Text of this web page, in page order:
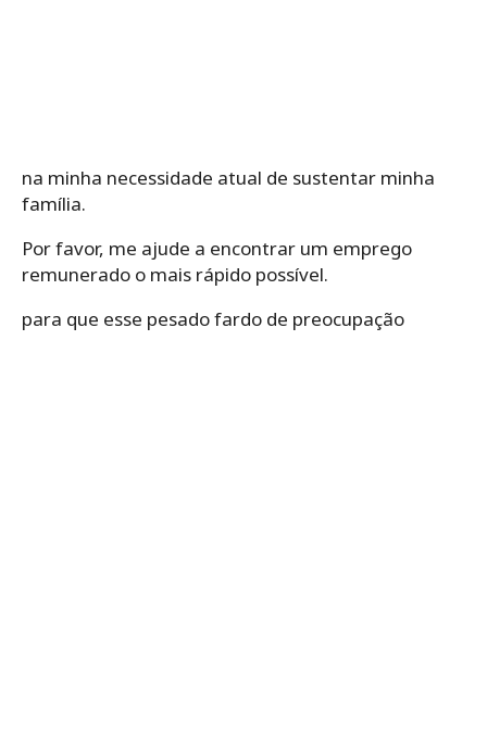
na minha necessidade atual de sustentar minha
família.
Por favor, me ajude a encontrar um emprego
remunerado o mais rápido possível.
para que esse pesado fardo de preocupação